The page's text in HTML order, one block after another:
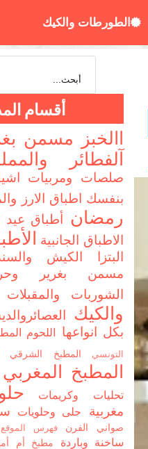
الطورطات والكيك
أقسام
االخبز مسمن
آلفطائر
صلصات ومربيات
بنفسك اطباق الارز
رمضان أطباق عيد
الاطباق الجانبية
البتزا الكيش
مسمن بغرير
الشوربات والمقبلات
والكيك
بكل انواعها اللحوم
التونسي المطبخ الشرقي
المطبخ
تحليات وكريمات
مغربية
حلى وحلويات
صواني الفرنفهرس
ساخنة وباردة
مطبخ أم